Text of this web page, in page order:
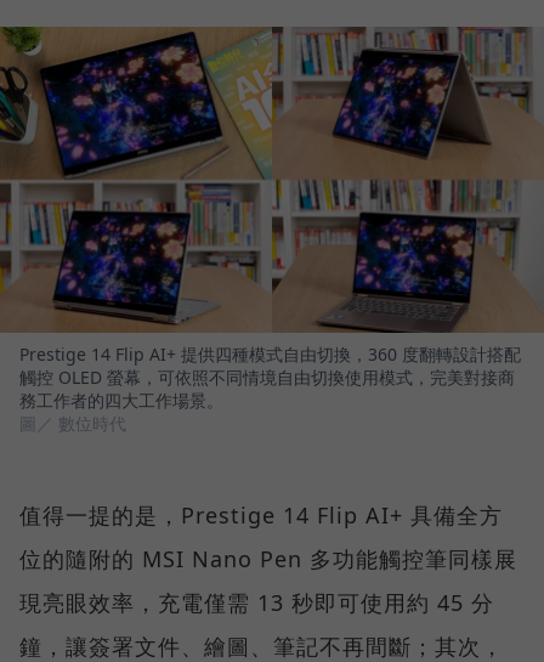
Prestige 14 Flip AI+ 提供四種模式自由切換，360 度翻轉設計搭配
觸控 OLED 螢幕，可依照不同情境自由切換使用模式，完美對接商
務工作者的四大工作場景。
圖／ 數位時代
值得一提的是，Prestige 14 Flip AI+ 具備全方
位的隨附的 MSI Nano Pen 多功能觸控筆同樣展
現亮眼效率，充電僅需 13 秒即可使用約 45 分
鐘，讓簽署文件、繪圖、筆記不再間斷；其次，